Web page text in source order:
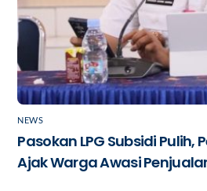
NEWS
Pasokan LPG Subsidi Pulih,
Ajak Warga Awasi